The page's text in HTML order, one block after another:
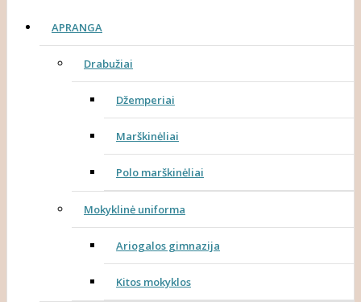
APRANGA
Drabužiai
Džemperiai
Marškinėliai
Polo marškinėliai
Mokyklinė uniforma
Ariogalos gimnazija
Kitos mokyklos